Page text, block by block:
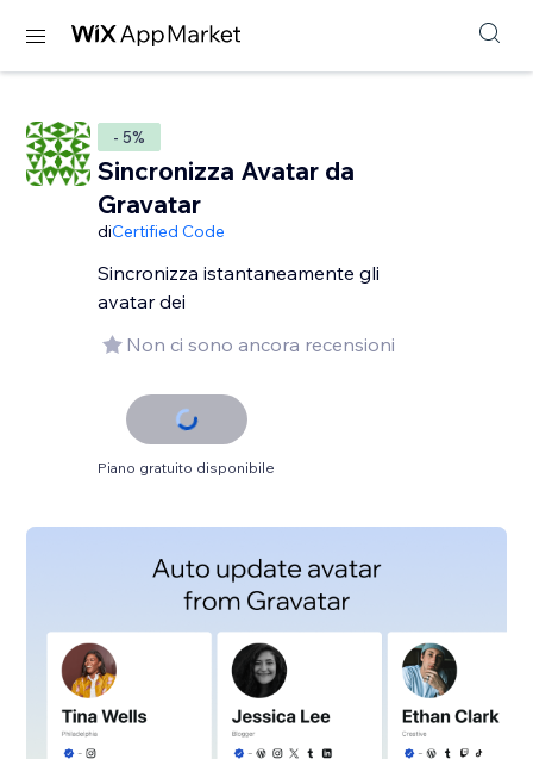
- 5%
Sincronizza Avatar da
Gravatar
diCertified Code
Sincronizza istantaneamente gli
avatar dei
Non ci sono ancora recensioni
Piano gratuito disponibile